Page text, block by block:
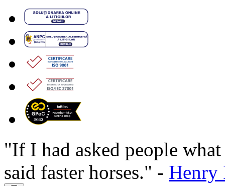
"If I had asked people
said faster horses." - Henry